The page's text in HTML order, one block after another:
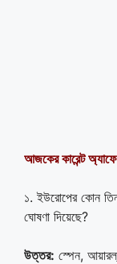
আজকের কারেন্ট
১. ইউরোপের কোন
ঘোষণা দিয়েছে?
উত্তর: স্পেন,